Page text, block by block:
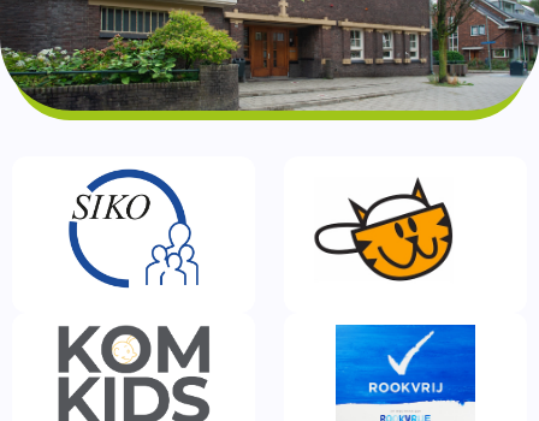
BSO
Routebeschrijving
Privacy